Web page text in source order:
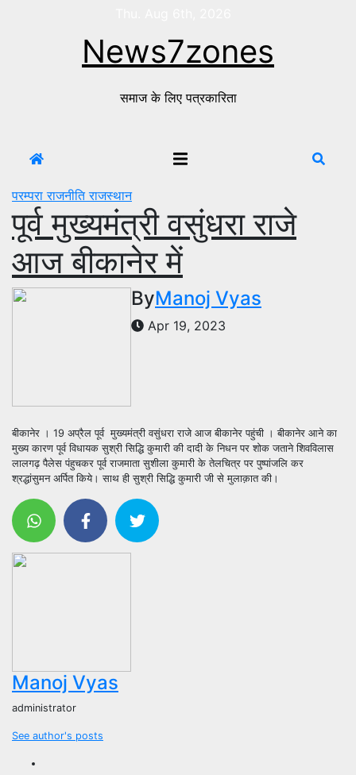
News7zones
समाज के लिए पत्रकारिता
परम्पराराजनीतिराजस्थान
पूर्व मुख्यमंत्री वसुंधरा राजे
आज बीकानेर में
ByManoj Vyas
Apr 19, 2023
बीकानेर । 19 अप्रैल पूर्व मुख्यमंत्री वसुंधरा राजे आज बीकानेर पहुंची । बीकानेर आने का
मुख्य कारण पूर्व विधायक सुश्री सिद्धि कुमारी की दादी के निधन पर शोक जताने शिवविलास
लालगढ़ पैलेस पंहुचकर पूर्व राजमाता सुशीला कुमारी के तेलचित्र पर पुष्पांजलि कर
श्रद्धांसुमन अर्पित किये। साथ ही सुश्री सिद्धि कुमारी जी से मुलाक़ात की।
Manoj Vyas
administrator
See author's posts